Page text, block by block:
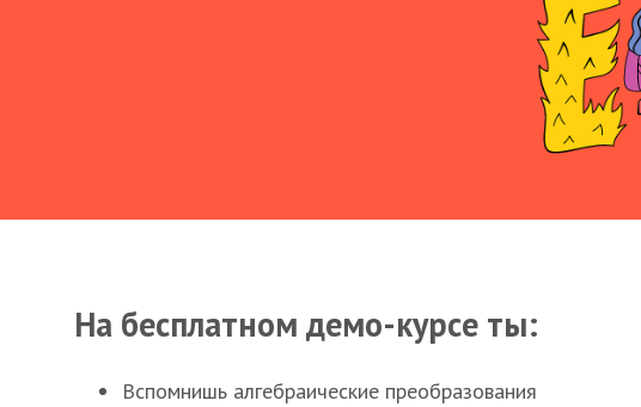
На бесплатном демо-курсе ты:
Вспомнишь алгебраические преобразования